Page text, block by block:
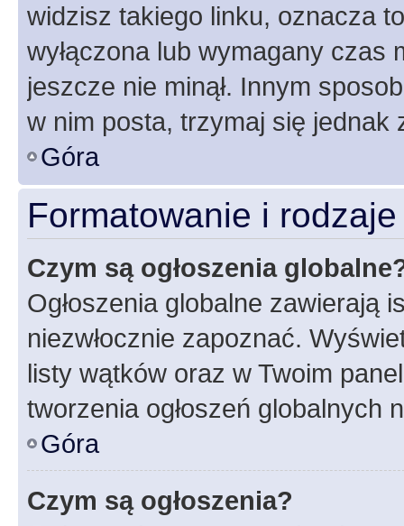
widzisz takiego linku, oznacza
wyłączona lub wymagany czas
jeszcze nie minął. Innym
w nim posta, trzymaj się jednak
Góra
Formatowanie i
Czym są ogłoszenia
Ogłoszenia globalne zawierają
niezwłocznie zapoznać.
listy wątków oraz w Twoim
tworzenia ogłoszeń globalnych
Góra
Czym są ogłoszenia?